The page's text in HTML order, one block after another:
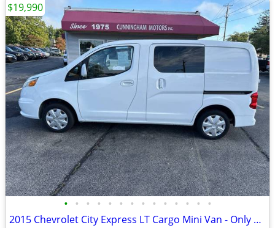
• • • • • • • • • • • • • •
2015 Chevrolet City Express LT Cargo Mini Van - Only 25k Miles!
$19,990